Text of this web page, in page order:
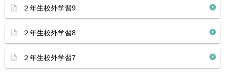
２年生校外学習9
２年生校外学習8
２年生校外学習7